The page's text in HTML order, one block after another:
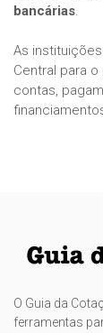
bancárias.
As
Central para
contas,
O Guia da
ferramentas